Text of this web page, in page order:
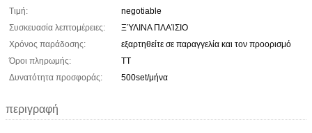
Τιμή:
negotiable
Συσκευασία λεπτομέρειες:
ΞΎΛΙΝΑ ΠΛΑΊΣΙΟ
Χρόνος παράδοσης:
εξαρτηθείτε σε παραγγελία και τον προορισμό
Όροι πληρωμής:
TT
Δυνατότητα προσφοράς:
500set/μήνα
περιγραφή